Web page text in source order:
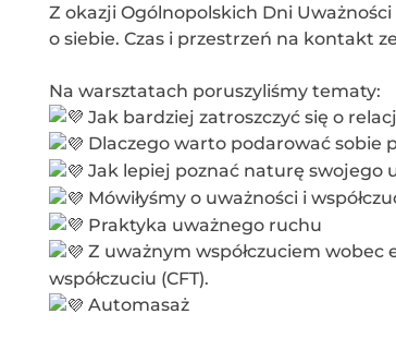
Z okazji Ogólnopolskich Dni
o siebie. Czas i przestrzeń na kontakt
Na warsztatach poruszyliśmy tematy:
Jak bardziej zatroszczyć się o
Dlaczego warto podarować sobie
Jak lepiej poznać naturę swojego
Mówiłyśmy o uważności i
Praktyka uważnego ruchu
Z uważnym współczuciem
współczuciu (CFT).
Automasaż